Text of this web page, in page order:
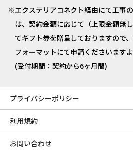
エクステリアコネクト経由にて工事
は、契約金額に応じて（上限金額無
てギフト券を贈呈しておりますので
フォーマットにて申請くださいます
(受付期間：契約から6ヶ月間)
プライバシーポリシー
利用規約
お問い合わせ